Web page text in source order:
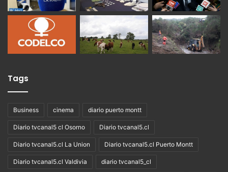
Tags
Business cinema diario puerto montt
Diario tvcanal5 cl Osorno Diario tvcanal5.cl
Diario tvcanal5.cl La Union Diario tvcanal5.cl Puerto Montt
Diario tvcanal5.cl Valdivia diario tvcanal5_cl